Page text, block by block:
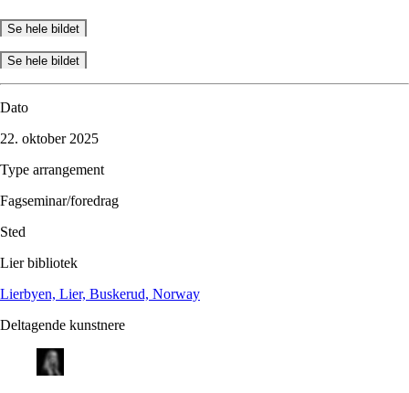
Se hele bildet
Se hele bildet
Dato
22. oktober 2025
Type arrangement
Fagseminar/foredrag
Sted
Lier bibliotek
Lierbyen, Lier, Buskerud, Norway
Deltagende kunstnere